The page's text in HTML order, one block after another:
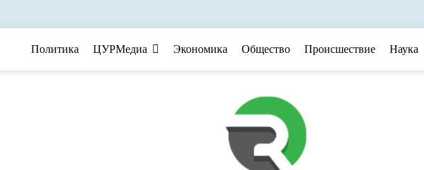
Политика ЦУРМедиа Экономика Общество Происшествие Наука